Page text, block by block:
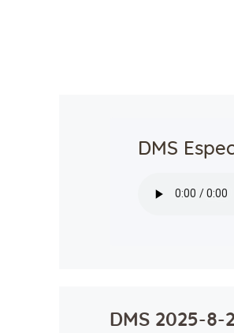
DMS
DMS 2025-